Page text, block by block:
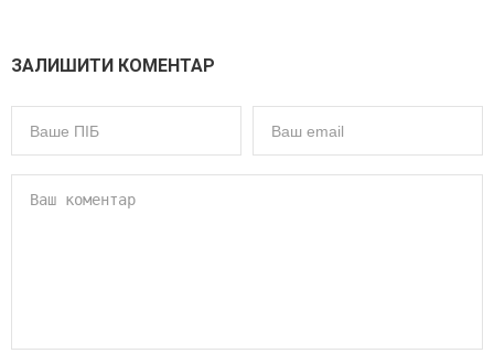
ЗАЛИШИТИ КОМЕНТАР